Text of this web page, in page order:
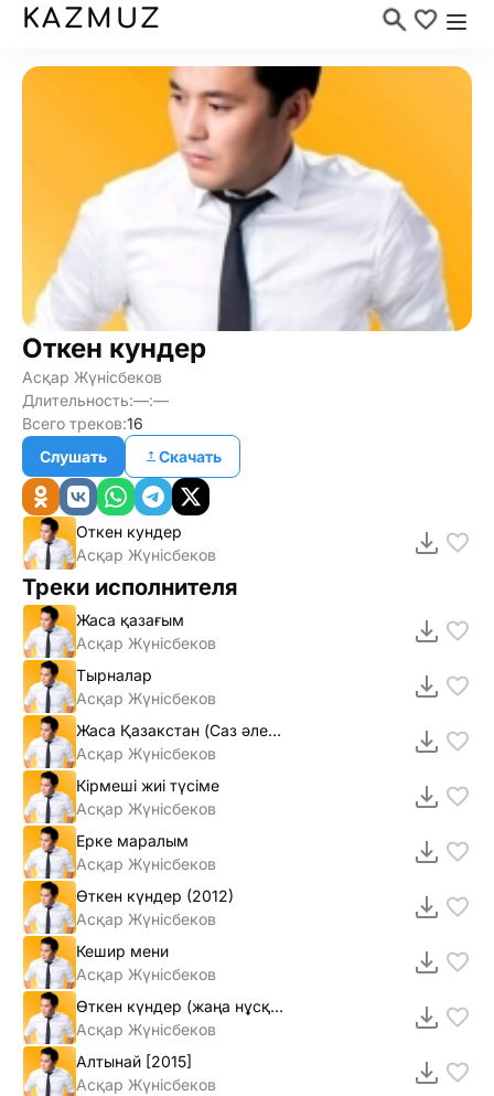
KAZMUZ
Откен кундер
Асқар Жүнiсбеков
Длительность:—:—
Всего треков:16
Слушать
Скачать
Откен кундер
Асқар Жүнiсбеков
Треки исполнителя
Жаса қазағым
Асқар Жүнiсбеков
Тырналар
Асқар Жүнiсбеков
Жаса Қазакстан (Cаз әлемi)
Асқар Жүнiсбеков
Кiрмешi жиi түсiме
Асқар Жүнiсбеков
Ерке маралым
Асқар Жүнiсбеков
Өткен күндер (2012)
Асқар Жүнiсбеков
Кешир мени
Асқар Жүнiсбеков
Өткен күндер (жаңа нұсқа)
Асқар Жүнiсбеков
Алтынай [2015]
Асқар Жүнiсбеков